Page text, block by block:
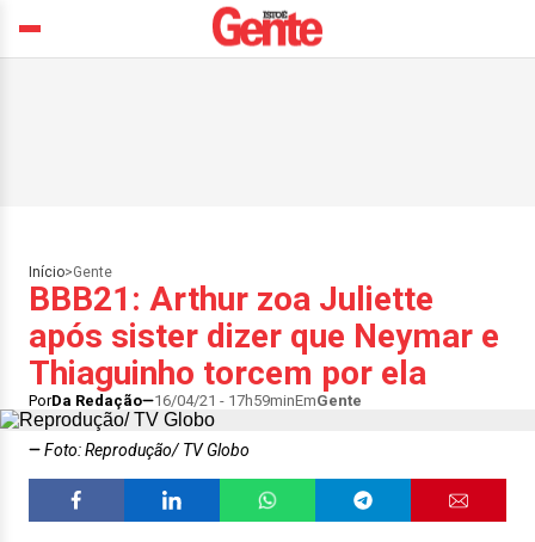
Início>Gente
BBB21: Arthur zoa Juliette
após sister dizer que Neymar e
Thiaguinho torcem por ela
PorDa Redação 16/04/21 - 17h59minEmGente
Foto: Reprodução/ TV Globo